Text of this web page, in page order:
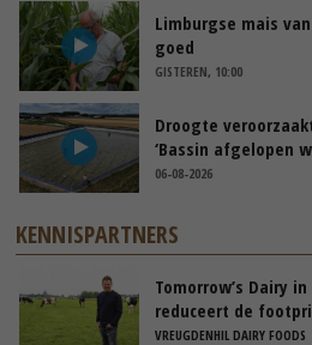
Limburgse mais
goed
GISTEREN, 10:00
Droogte
‘Bassin afgelopen
06-08-2026
KENNISPARTNERS
Tomorrow’s Dairy
reduceert de
VREUGDENHIL DAIRY FOODS